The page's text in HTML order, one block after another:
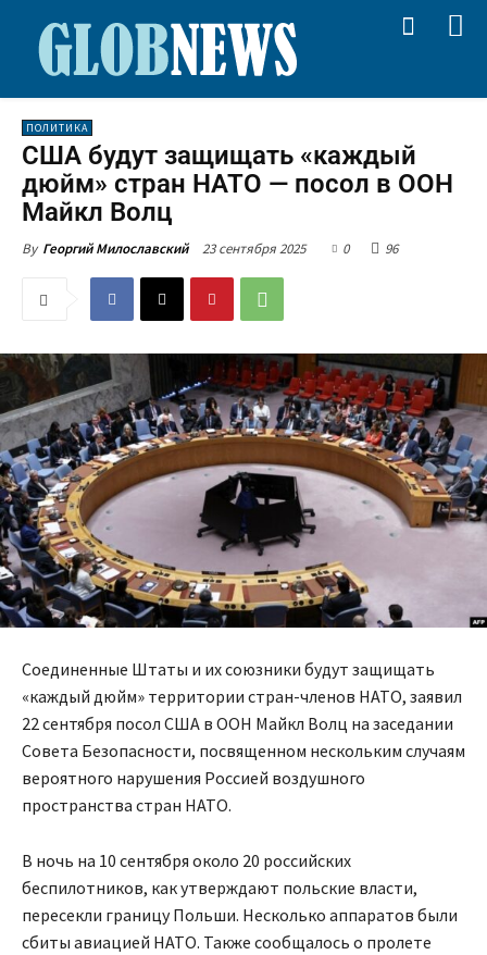
ПОЛИТИКА
США будут защищать «каждый
дюйм» стран НАТО — посол в ООН
Майкл Волц
By Георгий Милославский 23 сентября 2025 0 96
Соединенные Штаты и их союзники будут защищать
«каждый дюйм» территории стран-членов НАТО, заявил
22 сентября посол США в ООН Майкл Волц на заседании
Совета Безопасности, посвященном нескольким случаям
вероятного нарушения Россией воздушного
пространства стран НАТО.
В ночь на 10 сентября около 20 российских
беспилотников, как утверждают польские власти,
пересекли границу Польши. Несколько аппаратов были
сбиты авиацией НАТО. Также сообщалось о пролете